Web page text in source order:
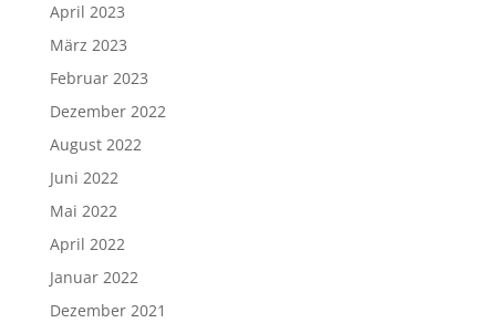
April 2023
März 2023
Februar 2023
Dezember 2022
August 2022
Juni 2022
Mai 2022
April 2022
Januar 2022
Dezember 2021